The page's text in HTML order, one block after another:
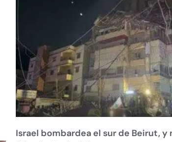
Israel bombardea el sur de Beirut, y